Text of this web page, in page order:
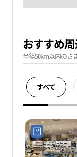
おすすめ
半径50km以内のさ
すべて